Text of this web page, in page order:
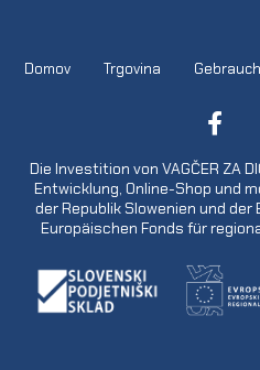
Domov Trgovina
Die Investition von VAGČER ZA
Entwicklung, Online-Shop und
der Republik Slowenien und
Europäischen Fonds für